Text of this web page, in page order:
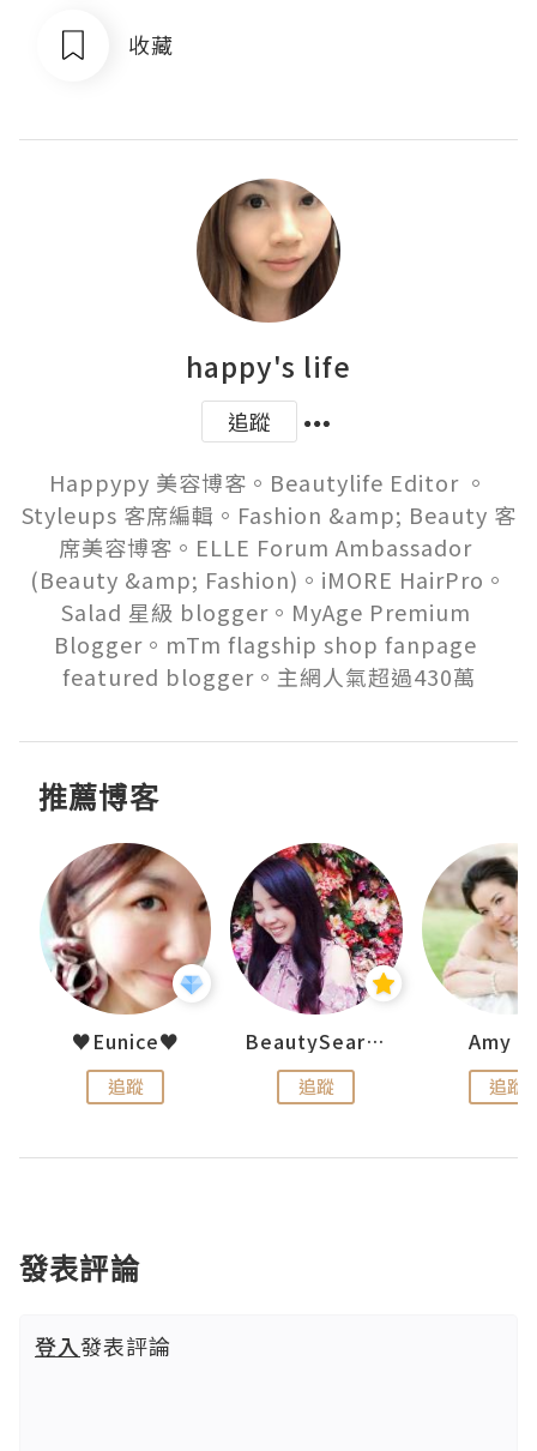
收藏
happy's life
追蹤
Happypy 美容博客。Beautylife Editor 。
Styleups 客席編輯。Fashion &amp; Beauty 客
席美容博客。ELLE Forum Ambassador
(Beauty &amp; Fashion)。iMORE HairPro。
Salad 星級 blogger。MyAge Premium
Blogger。mTm flagship shop fanpage
featured blogger。主網人氣超過430萬
推薦博客
♥Eunice♥
追蹤
BeautySearch
追蹤
Amy
追蹤
發表評論
登入發表評論